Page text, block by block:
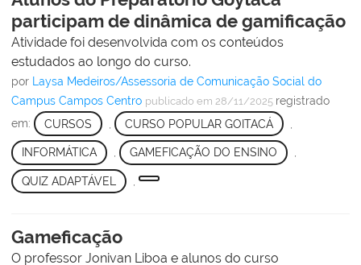
participam de dinâmica de gamificação
Atividade foi desenvolvida com os conteúdos
estudados ao longo do curso.
por
Laysa Medeiros/Assessoria de Comunicação Social do
Campus Campos Centro publicado em 28/11/2025 registrado
em:
CURSOS CURSO POPULAR GOITACÁ
INFORMÁTICA , GAMEFICAÇÃO DO ENSINO ,
QUIZ ADAPTÁVEL
Gameficação
O professor Jonivan Liboa e alunos do curso